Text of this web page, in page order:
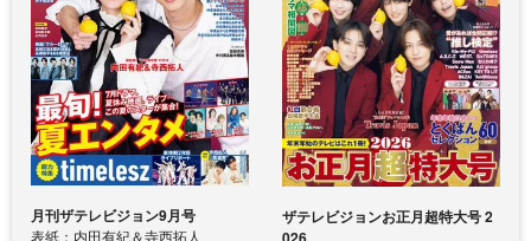
月刊ザテレビジョン9月号
表紙：内田有紀＆寺西拓人
ザテレビジョンお正月超特大号 2